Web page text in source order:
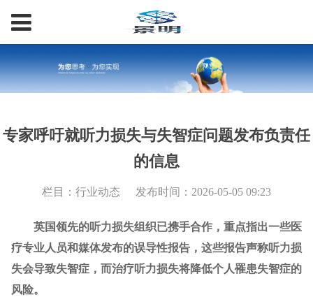
专家呼吁就听力损失与失智症问题发布负责任
的信息
栏目：行业动态 发布时间：2026-05-05 09:23
英国领先的听力损失组织已携手合作，重点指出一些医
疗专业人员和媒体发布的误导性报告，这些报告声称听力损
失会导致失智症，而治疗听力损失将降低个人罹患失智症的
风险。